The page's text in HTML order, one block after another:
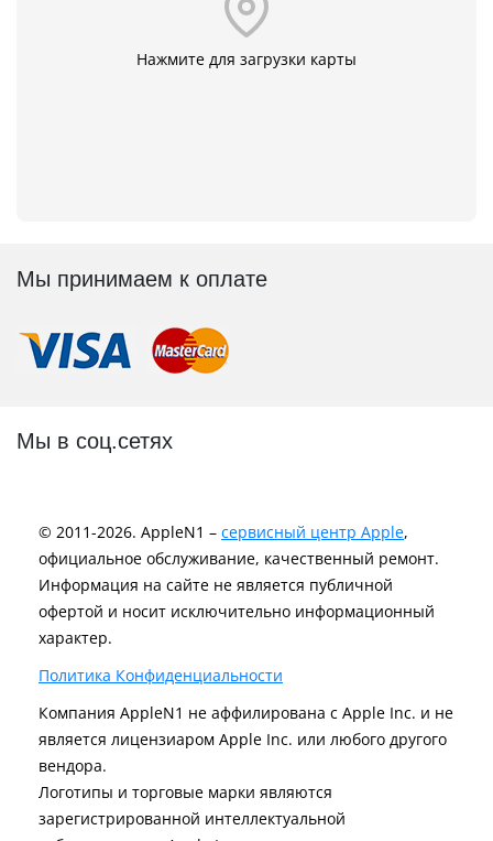
Нажмите для загрузки карты
Мы принимаем к оплате
Мы в соц.сетях
© 2011-2026. AppleN1 – сервисный центр Apple,
официальное обслуживание, качественный ремонт.
Информация на сайте не является публичной
офертой и носит исключительно информационный
характер.
Политика Конфиденциальности
Компания AppleN1 не аффилирована c Apple Inc. и не
является лицензиаром Apple Inc. или любого другого
вендора.
Логотипы и торговые марки являются
зарегистрированной интеллектуальной